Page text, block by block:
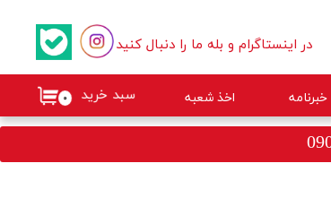
خبرنامه اخذ شعبه ۰ سبد خرید
در اینستاگرام و بله ما را دنبال کنید